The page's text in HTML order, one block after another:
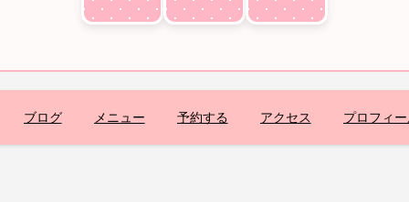
ブログ メニュー 予約する アクセス プロフィ